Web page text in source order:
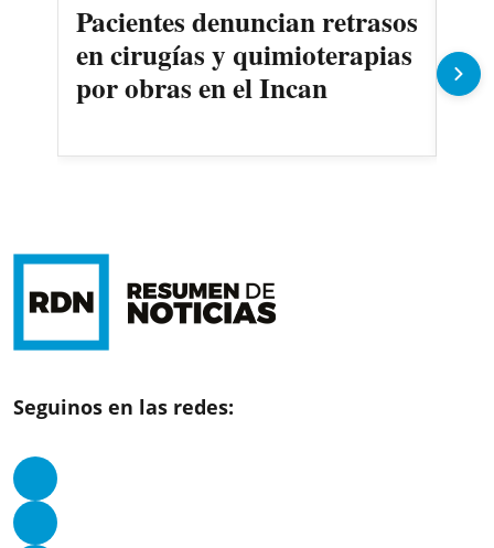
Pacientes denuncian retrasos
en cirugías y quimioterapias
por obras en el Incan
Seguinos en las redes: